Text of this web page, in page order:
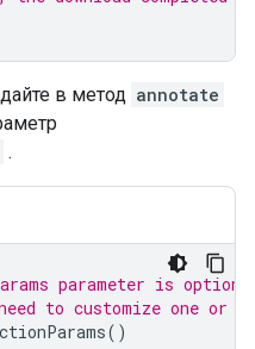
в метод annotate
.
parameter is
to customize one or
()